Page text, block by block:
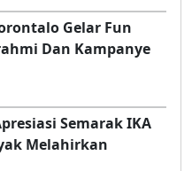
Gelar Fun
Dan Kampanye
Semarak IKA
Melahirkan